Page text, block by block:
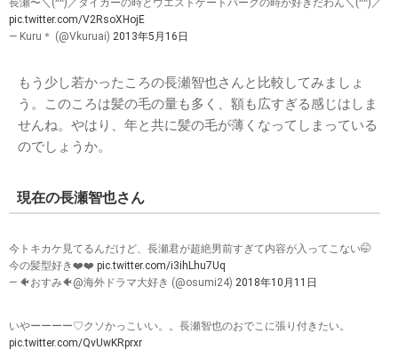
長瀬〜＼(^^)／タイガーの時とウエストゲートパークの時が好きだわん＼(^^)／
pic.twitter.com/V2RsoXHojE
— Kuru＊ (@Vkuruai) 2013年5月16日
もう少し若かったころの長瀬智也さんと比較してみましょ
う。このころは髪の毛の量も多く、額も広すぎる感じはしま
せんね。やはり、年と共に髪の毛が薄くなってしまっている
のでしょうか。
現在の長瀬智也さん
今トキカケ見てるんだけど、長瀬君が超絶男前すぎて内容が入ってこない🤭
今の髪型好き❤️❤️ pic.twitter.com/i3ihLhu7Uq
— 🐠おすみ🐠@海外ドラマ大好き (@osumi24) 2018年10月11日
いやーーーー♡クソかっこいい。。長瀬智也のおでこに張り付きたい。
pic.twitter.com/QvUwKRprxr